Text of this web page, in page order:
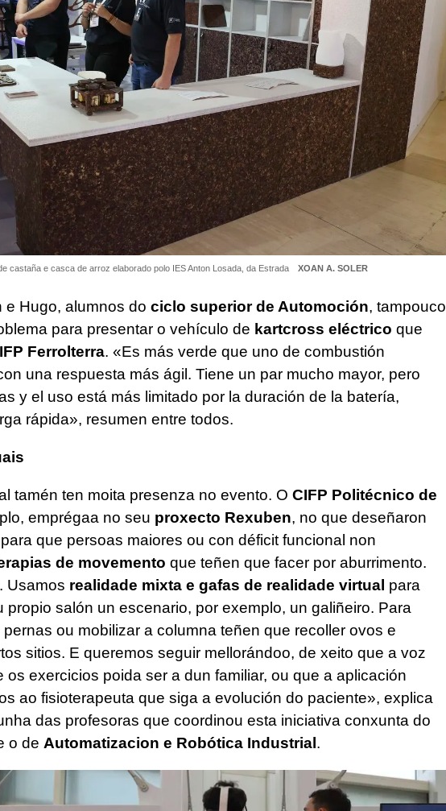
castaña e casca de arroz elaborado polo IES Anton Losada, da Estrada XOAN A. SOLER
e Hugo, alumnos do ciclo superior de Automoción, tampouco
para presentar o vehículo de kartcross eléctrico que
Ferrolterra. «Es más verde que uno de combustión
una respuesta más ágil. Tiene un par mucho mayor, pero
y el uso está más limitado por la duración de la batería,
rápida», resumen entre todos.
tamén ten moita presenza no evento. O CIFP Politécnico de
emprégaa no seu proxecto Rexuben, no que deseñaron
que persoas maiores ou con déficit funcional non
de movemento que teñen que facer por aburrimento.
Usamos realidade mixta e gafas de realidade virtual para
propio salón un escenario, por exemplo, un galiñeiro. Para
ou mobilizar a columna teñen que recoller ovos e
sitios. E queremos seguir mellorándoo, de xeito que a voz
os exercicios poida ser a dun familiar, ou que a aplicación
ao fisioterapeuta que siga a evolución do paciente», explica
das profesoras que coordinou esta iniciativa conxunta do
o de Automatizacion e Robótica Industrial.